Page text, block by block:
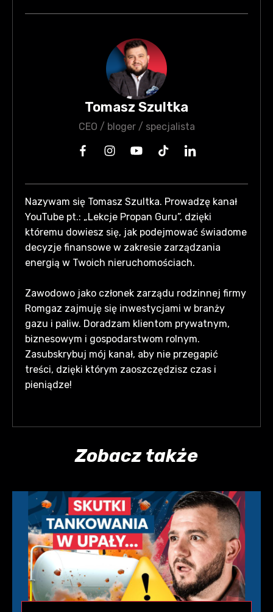
Tomasz Szultka
CEO / bloger / specjalista
Nazywam się Tomasz Szultka. Prowadzę kanał
YouTube pt.: „Lekcje Propan Guru”, dzięki
któremu dowiesz się, jak podejmować świadome
decyzje finansowe w zakresie zarządzania
energią w Twoich nieruchomościach.
Zawodowo jako członek zarządu rodzinnej firmy
Romgaz zajmuję się inwestycjami w branży
gazu i paliw. Doradzam klientom prywatnym,
biznesowym i gospodarstwom rolnym.
Zasubskrybuj mój kanał, aby nie przegapić
treści, dzięki którym zaoszczędzisz czas i
pieniądze!
Zobacz także